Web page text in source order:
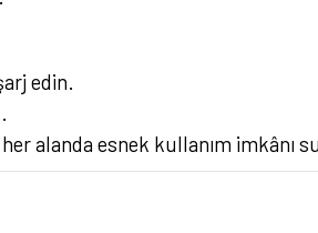
edin.
alanda esnek kullanım imkânı